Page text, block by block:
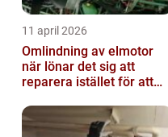
11 april 2026
Omlindning av elmotor
när lönar det sig att
reparera istället för att